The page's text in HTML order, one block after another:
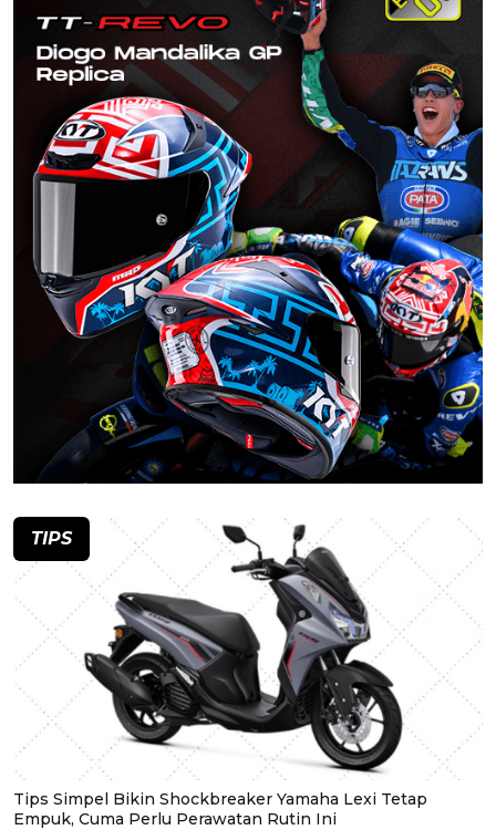
TIPS
Tips Simpel Bikin Shockbreaker Yamaha Lexi Tetap
Empuk, Cuma Perlu Perawatan Rutin Ini